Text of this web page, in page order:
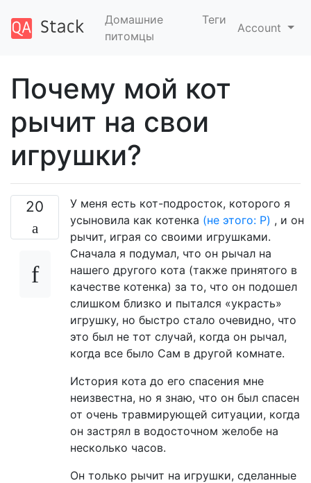
Домашние
питомцы
Теги
Account
Почему мой кот
рычит на свои
игрушки?
20
У меня есть кот-подросток, которого я
усыновила как котенка (не этого: P) , и он
рычит, играя со своими игрушками.
Сначала я подумал, что он рычал на
нашего другого кота (также принятого в
качестве котенка) за то, что он подошел
слишком близко и пытался «украсть»
игрушку, но быстро стало очевидно, что
это был не тот случай, когда он рычал,
когда все было Сам в другой комнате.
История кота до его спасения мне
неизвестна, но я знаю, что он был спасен
от очень травмирующей ситуации, когда
он застрял в водосточном желобе на
несколько часов.
Он только рычит на игрушки, сделанные